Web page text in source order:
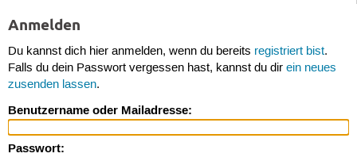
Anmelden
Du kannst dich hier anmelden, wenn du bereits registriert bist.
Falls du dein Passwort vergessen hast, kannst du dir ein neues
zusenden lassen.
Benutzername oder Mailadresse:
Passwort: